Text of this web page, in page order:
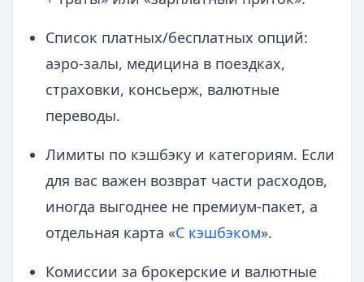
Список платных/бесплатных опций:
аэро-залы, медицина в поездках,
страховки, консьерж, валютные
переводы.
Лимиты по кэшбэку и категориям. Если
для вас важен возврат части расходов,
иногда выгоднее не премиум-пакет, а
отдельная карта «С кэшбэком».
Комиссии за брокерские и валютные